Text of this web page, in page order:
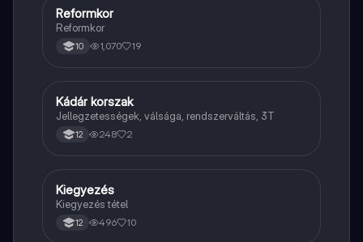
Töri
Reformkor
Reformkor
10 1,070 19
Töri
Kádár korszak
Jellegzetességek, válsága, rendszerváltás, 3T
12 248 2
Töri
Kiegyezés
Kiegyezés tétel
12 496 10